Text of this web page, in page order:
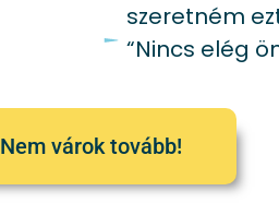
szeretném
“Nincs elég
Nem várok tovább!